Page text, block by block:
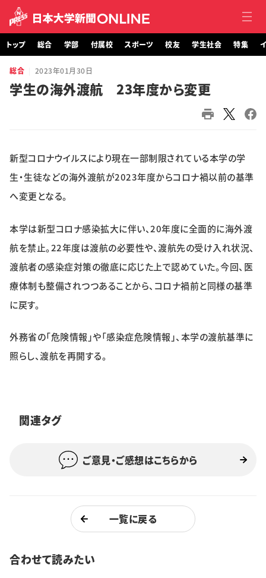
トップ
付属校
スポーツ
校友
学生社会
特集・企画
イベント
購読
トップ 総合 学部 付属校 スポーツ 校友 学生社会 特集
総合 2023年01月30日
学生の海外渡航 23年度から変更
新型コロナウイルスにより現在一部制限されている本学の学
生・生徒などの海外渡航が2023年度からコロナ禍以前の基準
へ変更となる。
本学は新型コロナ感染拡大に伴い、20年度に全面的に海外渡
航を禁止。22年度は渡航の必要性や、渡航先の受け入れ状況、
渡航者の感染症対策の徹底に応じた上で認めていた。今回、医
療体制も整備されつつあることから、コロナ禍前と同様の基準
に戻す。
外務省の「危険情報」や「感染症危険情報」、本学の渡航基準に
照らし、渡航を再開する。
関連タグ
ご意見・ご感想はこちらから
一覧に戻る
合わせて読みたい